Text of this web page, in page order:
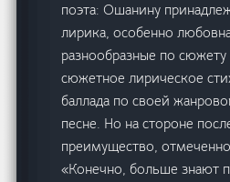
поэта: Ошанину
лирика, особенно
разнообразные по
сюжетное лирическое
баллада по своей
песне. Но на стороне
преимущество,
«Конечно, больше знают